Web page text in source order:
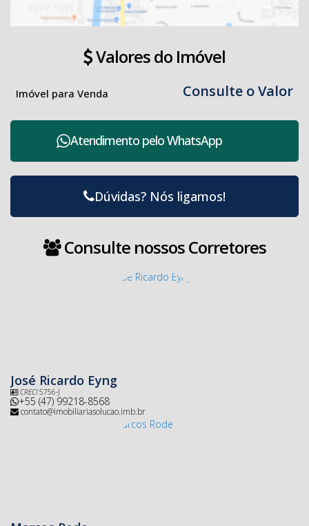
Valores do Imóvel
Consulte o Valor
Imóvel para Venda
Atendimento peloWhatsApp
Dúvidas? Nós ligamos!
Consulte nossos Corretores
José Ricardo Eyng
CRECI5756-J
+55 (47) 99218-8568
contato@imobiliariasolucao.imb.br